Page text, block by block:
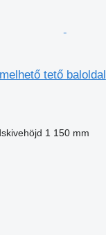
tető baloldal
1 150 mm